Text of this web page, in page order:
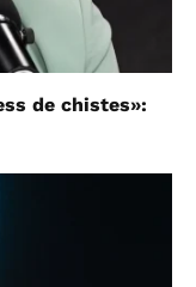
de chistes»: